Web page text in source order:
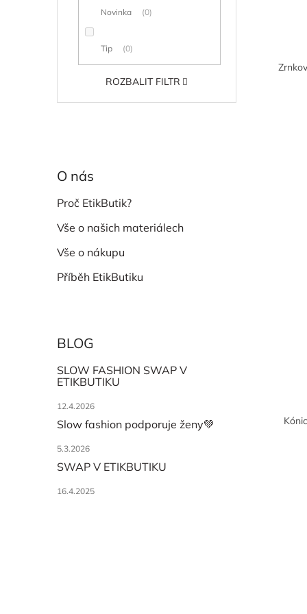
Novinka 0
Tip 0
ROZBALIT FILTR
O nás
Proč EtikButik?
Vše o našich materiálech
Vše o nákupu
Příběh EtikButiku
BLOG
SLOW FASHION SWAP V
ETIKBUTIKU
12.4.2026
Slow fashion podporuje ženy💚
5.3.2026
SWAP V ETIKBUTIKU
16.4.2025